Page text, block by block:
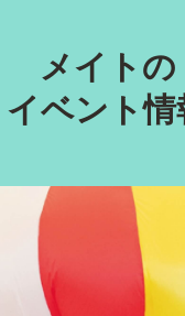
メイトの
イベント情